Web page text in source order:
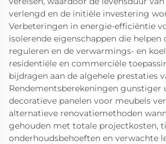
verlengd en de initiële investering
Verbeteringen in energie-efficiëntie
isolerende eigenschappen die
reguleren en de verwarmings- en
residentiële en commerciële
bijdragen aan de algehele prestaties
Rendementsberekeningen gunstiger
decoratieve panelen voor meubels
alternatieve renovatiemethoden
gehouden met totale projectkosten,
onderhoudsbehoeften en verwachte